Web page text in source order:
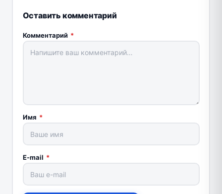
Оставить комментарий
Комментарий *
Имя *
E-mail *